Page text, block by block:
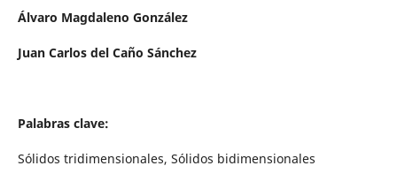
Álvaro Magdaleno González
Juan Carlos del Caño Sánchez
Palabras clave:
Sólidos tridimensionales, Sólidos bidimensionales